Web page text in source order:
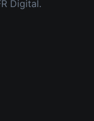
Digital.